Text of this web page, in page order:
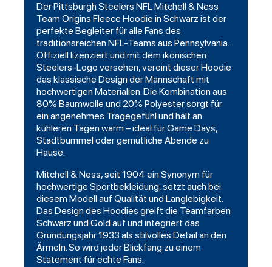
DerPittsburgh Steelers NFLMitchell& Ness
TeamOrigins Fleece Hoodie in Schwarz ist der
perfekte Begleiter für alle Fans des
traditionsreichen NFL-Teams aus Pennsylvania.
Offiziell lizenziert und mit dem ikonischen
Steelers-Logo versehen, vereint dieser Hoodie
das klassische Design der Mannschaft mit
hochwertigen Materialien. Die Kombination aus
80% Baumwolle und 20% Polyester sorgt für
ein angenehmes Tragegefühl und hält an
kühleren Tagen warm – ideal für Game Days,
Stadtbummel oder gemütliche Abende zu
Hause.
Mitchell & Ness, seit 1904 ein Synonym für
hochwertige Sportbekleidung, setzt auch bei
diesem Modell auf Qualität und Langlebigkeit.
Das Design des Hoodies greift die Teamfarben
Schwarz und Gold auf und integriert das
Gründungsjahr 1933 als stilvolles Detail an den
Ärmeln. So wird jeder Blickfang zu einem
Statement für echte Fans.